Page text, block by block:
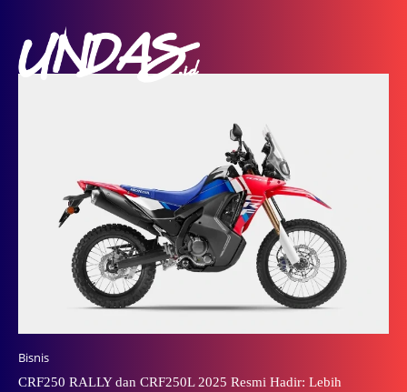
Bisnis
CRF250 RALLY dan CRF250L 2025 Resmi Hadir: Lebih